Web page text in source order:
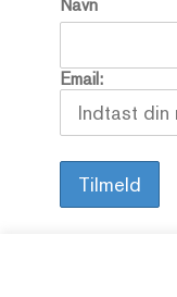
Navn
Email: